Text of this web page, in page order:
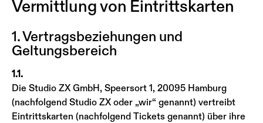
Vermittlung von Eintrittskarten
1. Vertragsbeziehungen und
Geltungsbereich
1.1.
Die Studio ZX GmbH, Speersort 1, 20095 Hamburg
(nachfolgend Studio ZX oder „wir“ genannt) vertreibt
Eintrittskarten (nachfolgend Tickets genannt) über ihre